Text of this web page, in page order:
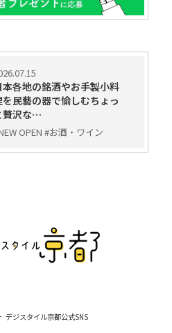
本各地の銘酒やお手製小料
を民藝の器で愉しむちょっ
贅沢な…
OPEN #お酒・ワイン
デジスタイル京都公式SNS